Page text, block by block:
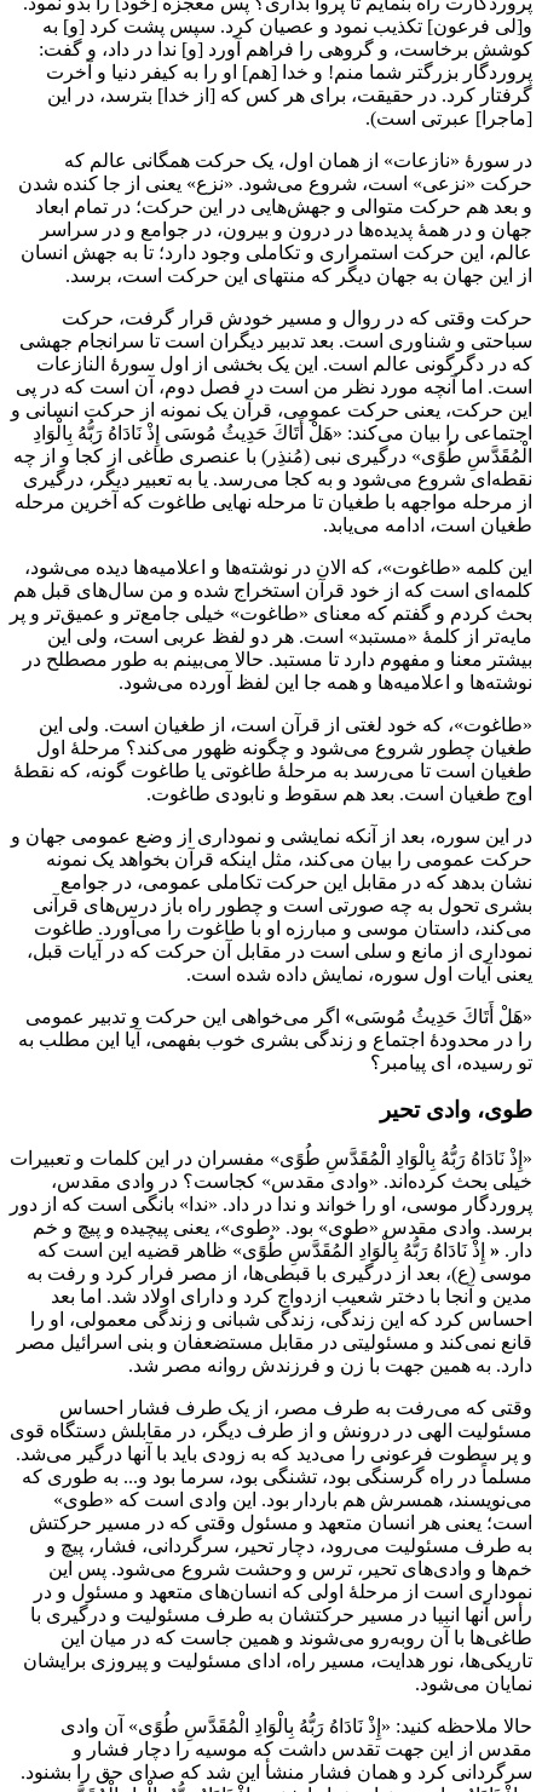
و[لى فرعون] تكذیب نمود و عصیان کرد. سپس پشت کرد [و] به
کوشش برخاست، و گروهی را فراهم آورد [و] ندا در داد، و گفت:
پروردگار بزرگتر شما منم! و خدا [هم] او را به کیفر دنیا و آخرت
گرفتار کرد. در حقیقت، برای هر کس که [از خدا] بترسد، در این
[ماجرا] عبرتی است).
در سورۀ «نازعات» از همان اول، یک حرکت همگانی عالم که
حرکت «نزعی» است، شروع می‌شود. «نزع» یعنی از جا کنده شدن
و بعد هم حرکت متوالی و جهش‌هایی در این حرکت؛ در تمام ابعاد
جهان و در همۀ پدیده‌ها در درون و بیرون، در جوامع و در سراسر
عالم، این حرکت استمراری و تکاملی وجود دارد؛ تا به جهش انسان
از این جهان به جهان دیگر که منتهای این حرکت است، برسد.
حرکت وقتی که در روال و مسیر خودش قرار گرفت، حرکت
سباحتی و شناوری است. بعد تدبیر دیگران است تا سرانجام جهشی
که در دگرگونی عالم است. این یک بخشی از اول سورۀ النازعات
است. اما آنچه مورد نظر من است در فصل دوم، آن است که در پی
این حرکت، یعنی حرکت عمومی، قرآن یک نمونه از حرکت انسانی و
اجتماعی را بیان می‌کند: «هَلْ أَتَاكَ حَدِيثُ مُوسَى إِذْ نَادَاهُ رَبُّهُ بِالْوَادِ
الْمُقَدَّسِ طُوًى» درگیری نبی (مُنذِر) با عنصری طاغی از کجا و از چه
نقطه‌ای شروع می‌شود و به کجا می‌رسد. یا به تعبیر دیگر، درگیری
از مرحله مواجهه با طغيان تا مرحله نهایی طاغوت که آخرین مرحله
طغیان است، ادامه می‌یابد.
این کلمه «طاغوت»، که الان در نوشته‌ها و اعلامیه‌ها دیده می‌شود،
کلمه‌ای است که از خود قرآن استخراج شده و من سال‌های قبل هم
بحث کردم و گفتم که معنای «طاغوت» خیلی جامع‌تر و عمیق‌تر و پر
مایه‌تر از کلمۀ «مستبد» است. هر دو لفظ عربی است، ولی این
بیشتر معنا و مفهوم دارد تا مستبد. حالا می‌بینم به طور مصطلح در
نوشته‌ها و اعلامیه‌ها و همه جا این لفظ آورده می‌شود.
«طاغوت»، که خود لغتی از قرآن است، از طغیان است. ولی این
طغیان چطور شروع می‌شود و چگونه ظهور می‌کند؟ مرحلۀ اول
طغیان است تا می‌رسد به مرحلۀ طاغوتی یا طاغوت گونه، که نقطۀ
اوج طغیان است. بعد هم سقوط و نابودی طاغوت.
در این سوره، بعد از آنکه نمایشی و نموداری از وضع عمومی جهان و
حرکت عمومی را بیان می‌کند، مثل اینکه قرآن بخواهد یک نمونه
نشان بدهد که در مقابل این حرکت تکاملی عمومی، در جوامع
بشری تحول به چه صورتی است و چطور راه باز درس‌های قرآنی
می‌کند، داستان موسی و مبارزه او با طاغوت را می‌آورد. طاغوت
نموداری از مانع و سلی است در مقابل آن حرکت که در آیات قبل،
یعنی آیات اول سوره، نمایش داده شده است.
«هَلْ أَتَاكَ حَدِيثُ مُوسَى» اگر می‌خواهی این حرکت و تدبير عمومی
را در محدودۀ اجتماع و زندگی بشری خوب بفهمی، آیا این مطلب به
تو رسیده، ای پیامبر؟
طوی، وادی تحیر
«إِذْ نَادَاهُ رَبُّهُ بِالْوَادِ الْمُقَدَّسِ طُوًى» مفسران در این کلمات و تعبیرات
خیلی بحث کرده‌اند. «وادی مقدس» کجاست؟ در وادی مقدس،
پروردگار موسی، او را خواند و ندا در داد. «ندا» بانگی است که از دور
برسد. وادی مقدس «طوی» بود. «طوی»، یعنی پیچیده و پیچ و خم
دار. « إِذْ نَادَاهُ رَبُّهُ بِالْوَادِ الْمُقَدَّسِ طُوًى» ظاهر قضیه این است که
موسی (ع)، بعد از درگیری با قبطی‌ها، از مصر فرار کرد و رفت به
مدین و آنجا با دختر شعيب ازدواج کرد و دارای اولاد شد. اما بعد
احساس کرد که این زندگی، زندگی شبانی و زندگی معمولی، او را
قانع نمی‌کند و مسئولیتی در مقابل مستضعفان و بنی اسرائیل مصر
دارد. به همین جهت با زن و فرزندش روانه مصر شد.
وقتی که می‌رفت به طرف مصر، از یک طرف فشار احساس
مسئولیت الهی در درونش و از طرف دیگر، در مقابلش دستگاه قوی
و پر سطوت فرعونی را می‌دید که به زودی باید با آنها درگیر می‌شد.
مسلماً در راه گرسنگی بود، تشنگی بود، سرما بود و... به طوری که
می‌نویسند، همسرش هم باردار بود. این وادی است که «طوی»
است؛ یعنی هر انسان متعهد و مسئول وقتی که در مسیر حرکتش
به طرف مسئولیت می‌رود، دچار تحير، سرگردانی، فشار، پیچ و
خم‌ها و وادی‌های تحیر، ترس و وحشت شروع می‌شود. پس این
نموداری است از مرحلۀ اولی که انسان‌های متعهد و مسئول و در
رأس آنها انبیا در مسیر حرکتشان به طرف مسئولیت و درگیری با
طاغی‌ها با آن روبه‌رو می‌شوند و همین جاست که در میان این
تاریکی‌ها، نور هدایت، مسیر راه، ادای مسئولیت و پیروزی برایشان
نمایان می‌شود.
حالا ملاحظه کنید: «إِذْ نَادَاهُ رَبُّهُ بِالْوَادِ الْمُقَدَّسِ طُوًى» آن وادی
مقدس از این جهت تقدس داشت که موسیه را دچار فشار و
سرگردانی کرد و همان فشار منشأ این شد که صدای حق را بشنود.